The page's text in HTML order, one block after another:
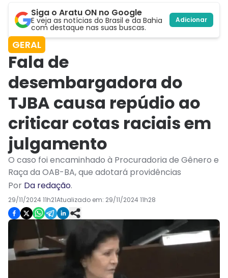
Siga o Aratu ON no Google
E veja as notícias do Brasil e da Bahia
com destaque nas suas buscas.
Adicionar
GERAL
Fala de
desembargadora do
TJBA causa repúdio ao
criticar cotas raciais em
julgamento
O caso foi encaminhado à Procuradoria de Gênero e
Raça da OAB-BA, que adotará providências
Por Da redação.
29/11/2024 11h21Atualizado em: 29/11/2024 11h28